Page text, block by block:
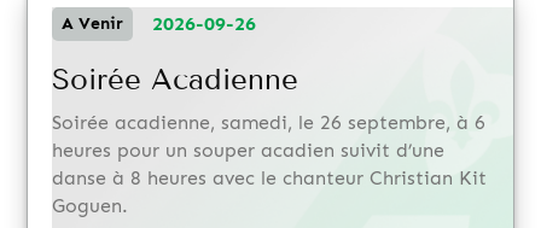
A Venir 2026-09-26
Soirée Acadienne
Soirée acadienne, samedi, le 26 septembre, à 6
heures pour un souper acadien suivit d’une
danse à 8 heures avec le chanteur Christian Kit
Goguen.